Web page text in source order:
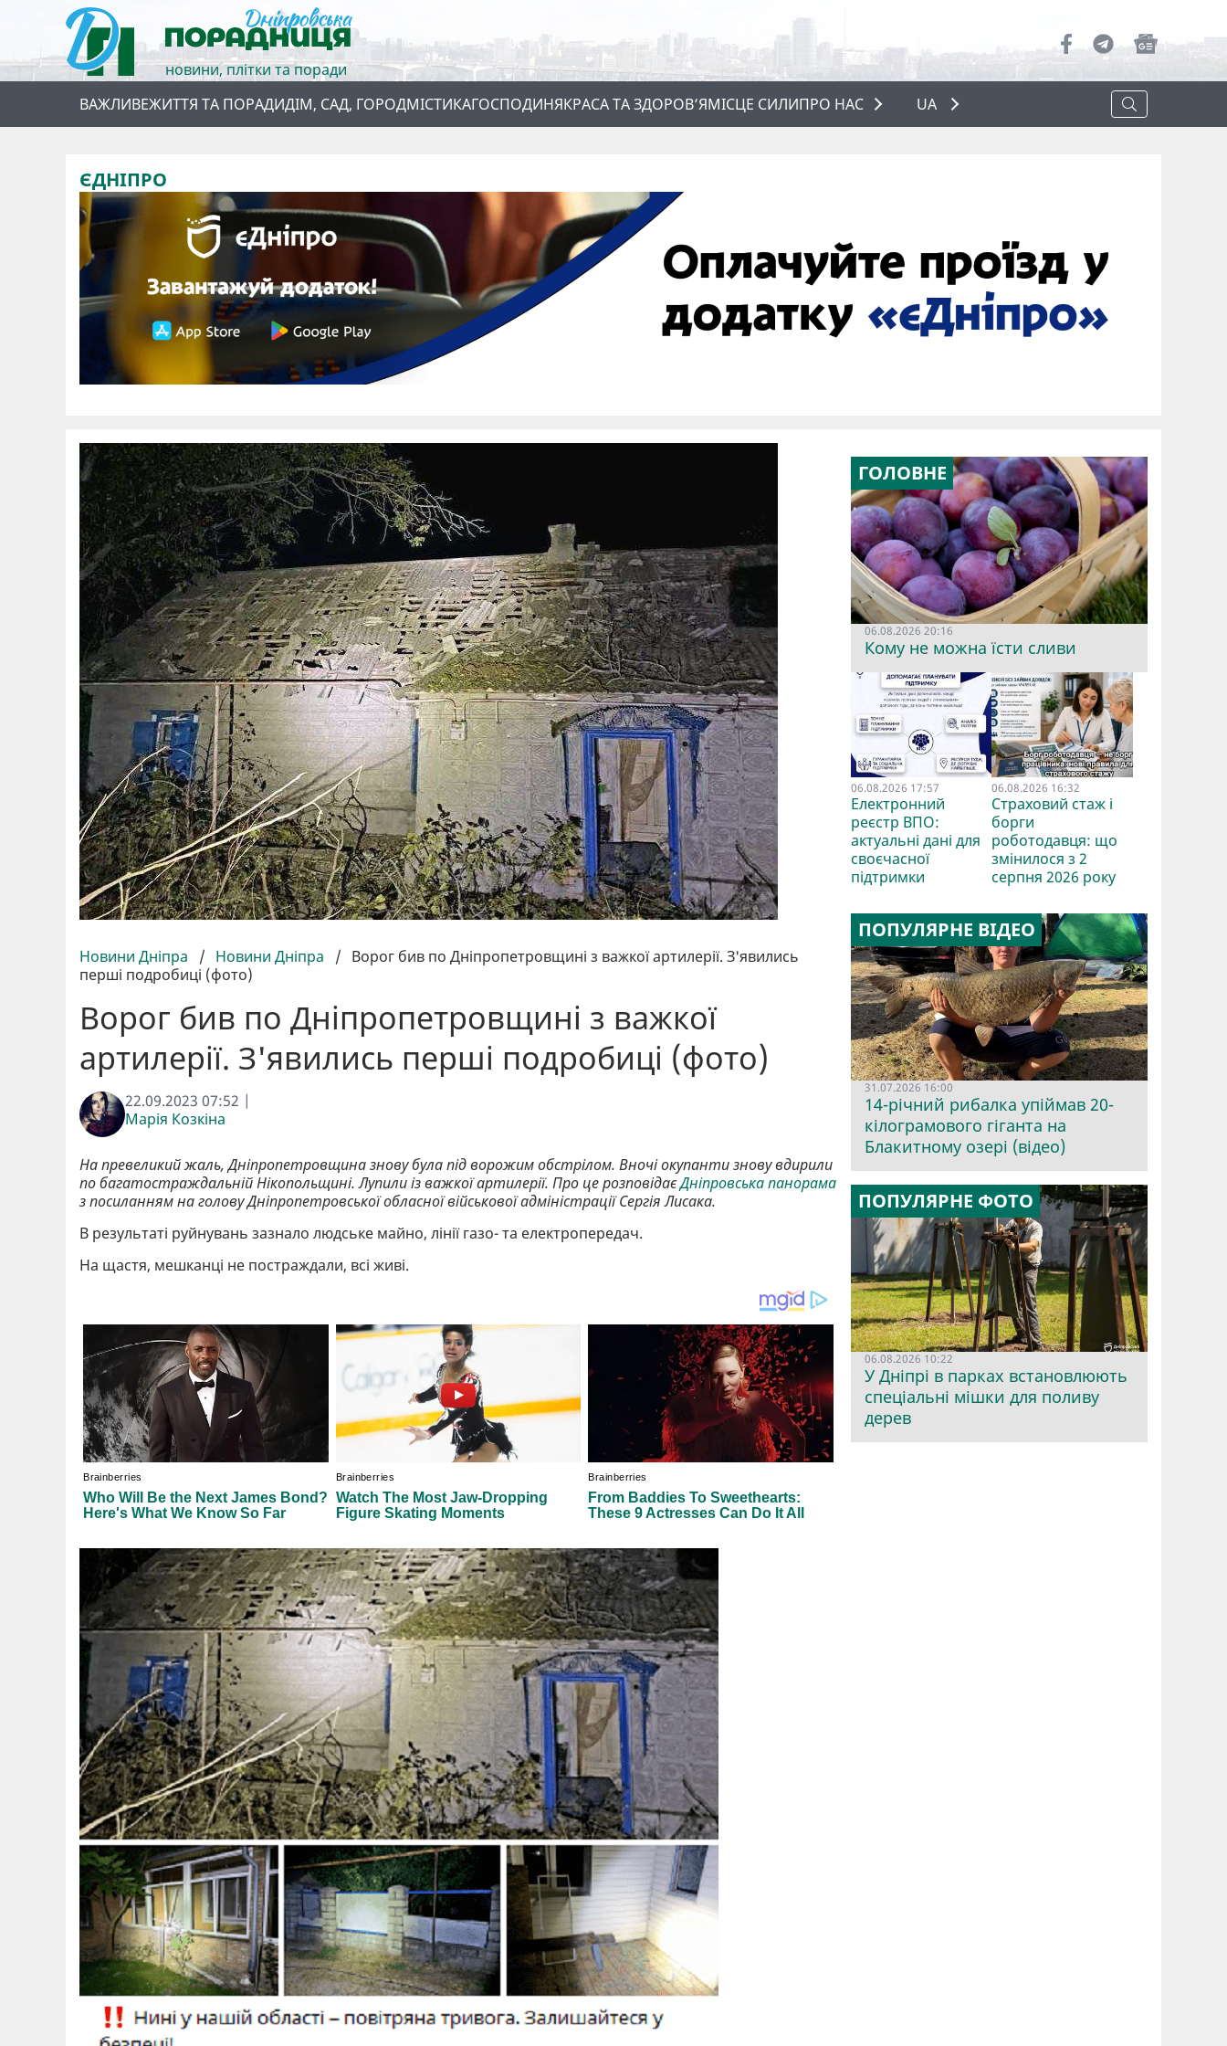
новини, плітки та поради
ВАЖЛИВЕЖИТТЯ ТА ПОРАДИДІМ, САД, ГОРОДМІСТИКАГОСПОДИНЯКРАСА ТА ЗДОРОВ’ЯМІСЦЕ СИЛИПРО НАС
ПРО НАС
UA
ЄДНІПРО
Новини Дніпра / Новини Дніпра / Ворог бив по Дніпропетровщині з важкої артилерії. З'явились
перші подробиці (фото)
Ворог бив по Дніпропетровщині з важкої
артилерії. З'явились перші подробиці (фото)
22.09.2023 07:52 |
Марія Козкіна
На превеликий жаль, Дніпропетровщина знову була під ворожим обстрілом. Вночі окупанти знову вдирили
по багатостраждальній Нікопольщині. Лупили із важкої артилерії. Про це розповідаєДніпровська панорама
з посиланням на голову Дніпропетровської обласної військової адміністрації Сергія Лисака.
В результаті руйнувань зазнало людське майно, лінії газо- та електропередач.
На щастя, мешканці не постраждали, всі живі.
ГОЛОВНЕ
06.08.2026 20:16
Кому не можна їсти сливи
06.08.2026 17:57
Електронний
реєстр ВПО:
актуальні дані для
своєчасної
підтримки
06.08.2026 16:32
Страховий стаж і
борги
роботодавця: що
змінилося з 2
серпня 2026 року
ПОПУЛЯРНЕ ВІДЕО
31.07.2026 16:00
14-річний рибалка упіймав 20-
кілограмового гіганта на
Блакитному озері (відео)
ПОПУЛЯРНЕ ФОТО
06.08.2026 10:22
У Дніпрі в парках встановлюють
спеціальні мішки для поливу
дерев